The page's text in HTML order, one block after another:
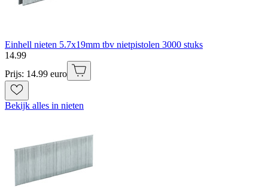
Einhell nieten 5.7x19mm tbv nietpistolen 3000 stuks
14.99
Prijs: 14.99 euro
Bekijk alles in nieten